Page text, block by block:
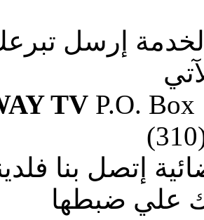
إرسل
TVP.O. Box
إتصل بنا
علي ضبطها